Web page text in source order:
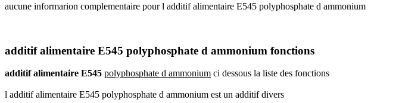
aucune informarion complementaire pour l additif alimentaire E545 polyphosphate d ammonium
additif alimentaire E545 polyphosphate d ammonium fonctions
additif alimentaire E545 polyphosphate d ammonium ci dessous la liste des fonctions
l additif alimentaire E545 polyphosphate d ammonium est un additif divers